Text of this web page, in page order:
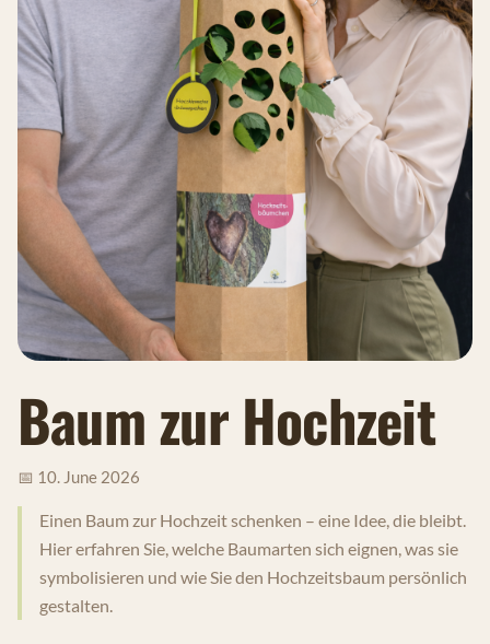
Baum zur Hochzeit
📅 10. June 2026
Einen Baum zur Hochzeit schenken – eine Idee, die bleibt.
Hier erfahren Sie, welche Baumarten sich eignen, was sie
symbolisieren und wie Sie den Hochzeitsbaum persönlich
gestalten.